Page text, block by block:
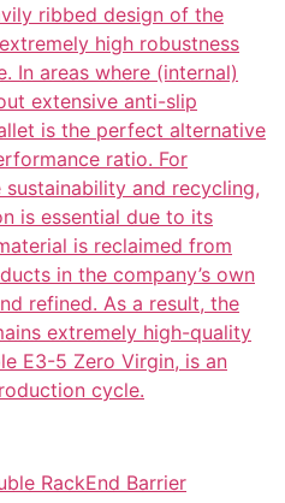
ribbed design of the
high robustness
In areas where (internal)
extensive anti-slip
is the perfect alternative
ratio. For
and recycling,
is essential due to its
is reclaimed from
in the company’s own
refined. As a result, the
extremely high-quality
E3-5 Zero Virgin, is an
cycle.